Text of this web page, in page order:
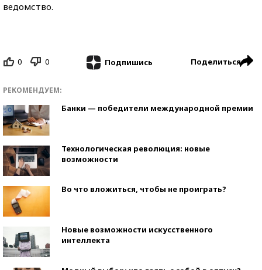
ведомство.
0 0 Подпишись Поделиться
РЕКОМЕНДУЕМ:
Банки — победители международной премии
Технологическая революция: новые
возможности
Во что вложиться, чтобы не проиграть?
Новые возможности искусственного
интеллекта